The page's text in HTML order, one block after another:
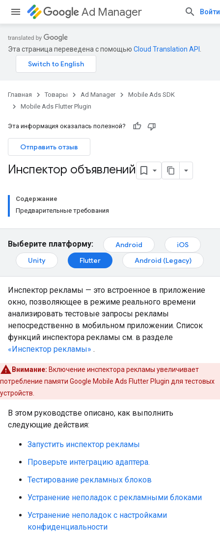
Ad Manager Войти
Эта страница переведена с помощью Cloud Translation API
Главная Товары Ad Manager
Mobile Ads SDK
Mobile Ads Flutter Plugin
Эта информация оказалась полезной?
Отправить отзыв
Инспектор объявлений
Содержание
Предварительные требования
Выберите платформу: Android
iOS
Unity
Flutter Android (Legacy)
Инспектор рекламы — это встроенное в приложение
окно, позволяющее в режиме реального времени
анализировать тестовые запросы рекламы
непосредственно в мобильном приложении. Список
функций инспектора рекламы см. в разделе
«Инспектор рекламы» .
Внимание: Включение инспектора рекламы увеличивает
потребление памяти Google Mobile Ads Flutter Plugin для тестовых
устройств.
В этом руководстве описано, как выполнить
следующие действия:
Запустить инспектор рекламы
Проверьте интеграцию адаптера.
Тестирование рекламных блоков
Устранение неполадок с рекламными блоками
Устранение неполадок с настройками
конфиденциальности